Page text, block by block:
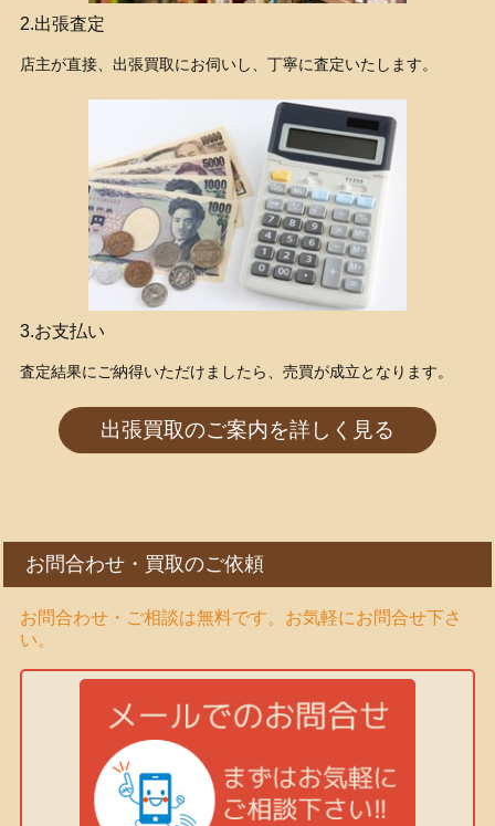
2.出張査定
店主が直接、出張買取にお伺いし、丁寧に査定いたします。
3.お支払い
査定結果にご納得いただけましたら、売買が成立となります。
出張買取のご案内を詳しく見る
お問合わせ・買取のご依頼
お問合わせ・ご相談は無料です。お気軽にお問合せ下さ
い。